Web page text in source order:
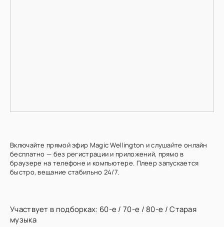
Включайте прямой эфир Magic Wellington и слушайте онлайн
бесплатно — без регистрации и приложений, прямо в
браузере на телефоне и компьютере. Плеер запускается
быстро, вещание стабильно 24/7.
Участвует в подборках: 60-е/70-е / 80-е /Старая
музыка